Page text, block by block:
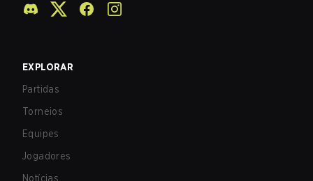
EXPLORAR
Partidas
Torneios
Equipes
Jogadores
Notícias